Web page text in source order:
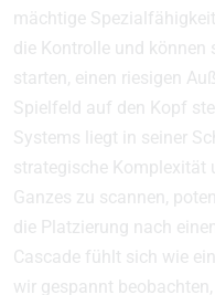
mächtige
die Kontrolle und können
starten, einen riesigen
Spielfeld auf den Kopf
Systems liegt in seiner
strategische Komplexität
Ganzes zu scannen,
die Platzierung nach
Cascade fühlt sich wie
wir gespannt